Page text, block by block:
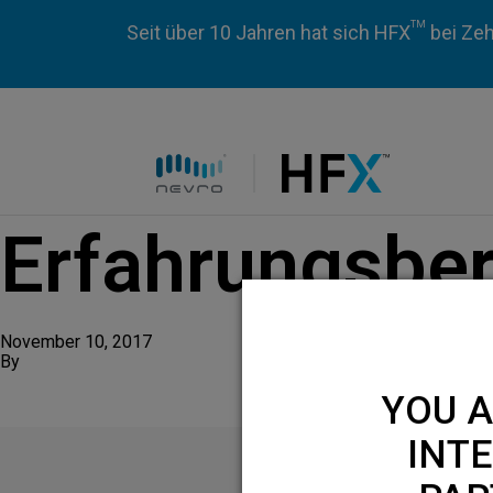
Seit über 10 Jahren hat sich HFXTM
bei
November 10, 2017
By
YOU